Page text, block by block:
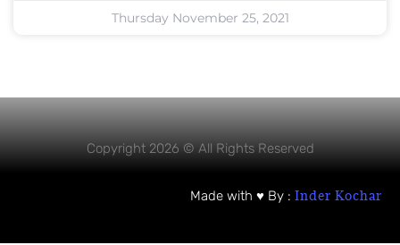
Thursday November 25, 2021
Copyright 2026 © All Rights Reserved
Made with ♥ By : Inder Kochar